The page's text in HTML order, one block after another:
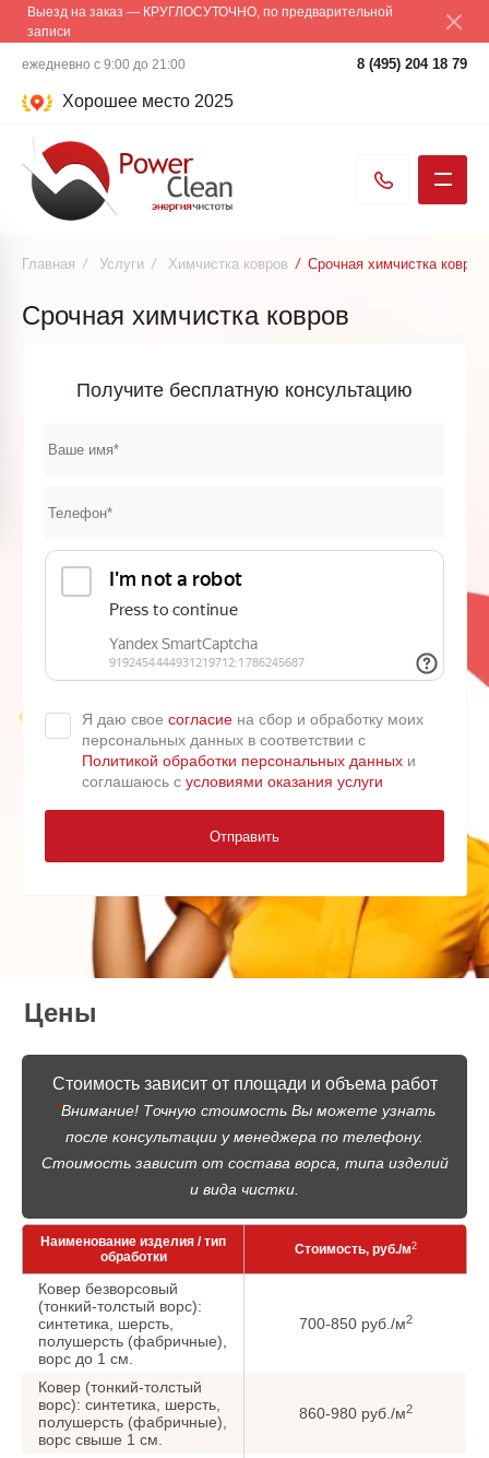
Выезд на заказ — КРУГЛОСУТОЧНО, по предварительной
записи
ежедневно с 9:00 до 21:00 8 (495) 204 18 79
Хорошее место 2025
Главная / Услуги / Химчистка ковров / Срочная химчистка ковров
Срочная химчистка ковров
Получите бесплатную консультацию
Отправить
Я даю свое согласие на сбор и обработку моих
персональных данных в соответствии с
Политикой обработки персональных данных и
соглашаюсь с условиями оказания услуги
Цены
Стоимость зависит от площади и объема работ
*Внимание! Точную стоимость Вы можете узнать
после консультации у менеджера по телефону.
Стоимость зависит от состава ворса, типа изделий
и вида чистки.
Наименование изделия / тип
обработки
Стоимость, руб./м2
Ковер безворсовый
(тонкий-толстый ворс):
синтетика, шерсть,
полушерсть (фабричные),
ворс до 1 см.
700-850 руб./м2
Ковер (тонкий-толстый
ворс): синтетика, шерсть,
полушерсть (фабричные),
ворс cвыше 1 см.
860-980 руб./м2